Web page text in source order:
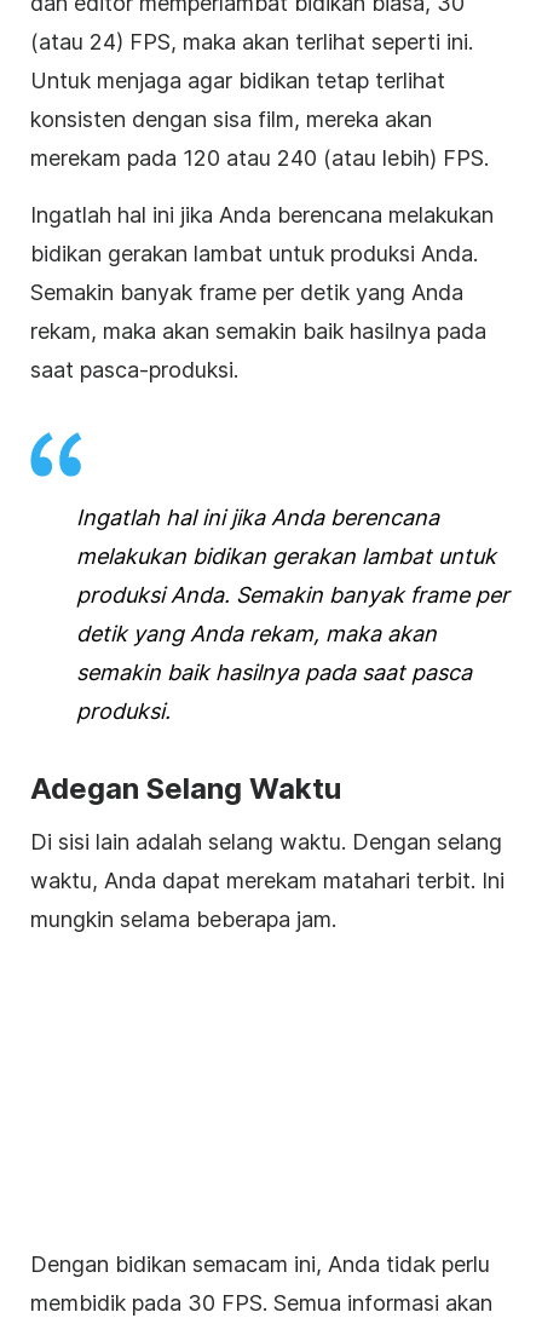
(atau 24) FPS, maka akan terlihat seperti ini.
Untuk menjaga agar bidikan tetap terlihat
konsisten dengan sisa film, mereka akan
merekam pada 120 atau 240 (atau lebih) FPS.
Ingatlah hal ini jika Anda berencana melakukan
bidikan gerakan lambat untuk produksi Anda.
Semakin banyak frame per detik yang Anda
rekam, maka akan semakin baik hasilnya pada
saat pasca-produksi.
Ingatlah hal ini jika Anda berencana
melakukan bidikan gerakan lambat untuk
produksi Anda. Semakin banyak frame per
detik yang Anda rekam, maka akan
semakin baik hasilnya pada saat pasca
produksi.
Adegan Selang Waktu
Di sisi lain adalah selang waktu. Dengan selang
waktu, Anda dapat merekam matahari terbit. Ini
mungkin selama beberapa jam.
Dengan bidikan semacam ini, Anda tidak perlu
membidik pada 30 FPS. Semua informasi akan